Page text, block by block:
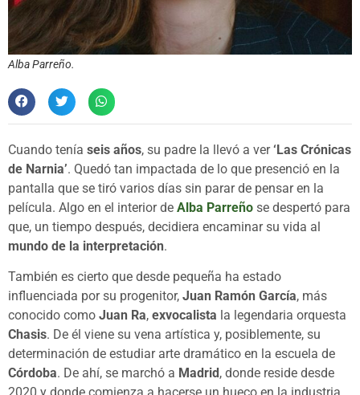
Alba Parreño.
Cuando tenía seis años, su padre la llevó a ver‘Las Crónicas
de Narnia’. Quedó tan impactada de lo que presenció en la
pantalla que se tiró varios días sin parar de pensar en la
película. Algo en el interior de Alba Parreño se despertó para
que, un tiempo después, decidiera encaminar su vida al
mundo de la interpretación.
También es cierto que desde pequeña ha estado
influenciada por su progenitor, Juan Ramón García, más
conocido como Juan Ra, exvocalista la legendaria orquesta
Chasis. De él viene su vena artística y, posiblemente, su
determinación de estudiar arte dramático en la escuela de
Córdoba. De ahí, se marchó a Madrid , donde reside desde